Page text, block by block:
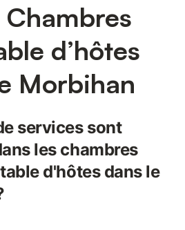
Chambres
d’hôtes
Morbihan
services sont
les chambres
d'hôtes dans le